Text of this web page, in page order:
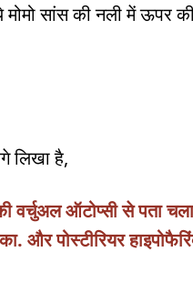
मोमो सांस की नली में
लिखा है,
वर्चुअल ऑटोप्सी से पता
और पोस्टीरियर